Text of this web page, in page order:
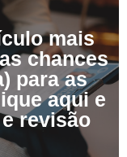
mais
chances
para as
aqui e
revisão